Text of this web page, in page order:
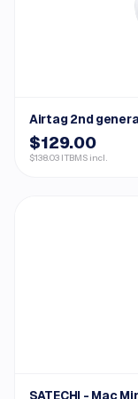
Airtag 2nd
$129.00
$138.03 ITBMS incl.
SATECHI - Mac